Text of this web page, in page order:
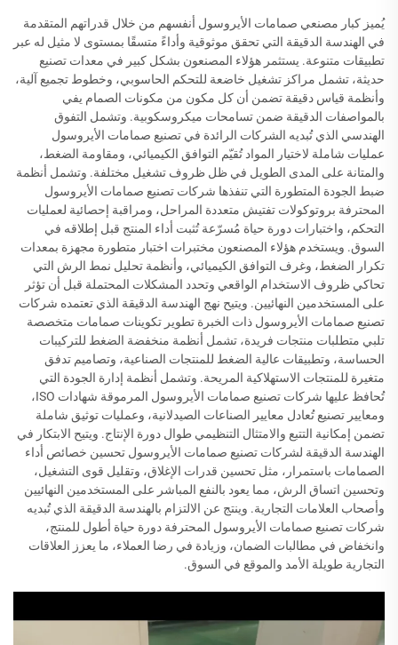
يُميز كبار مصنعي صمامات الأيروسول أنفسهم من خلال قدراتهم المتقدمة
في الهندسة الدقيقة التي تحقق موثوقية وأداءً متسقًا بمستوى لا مثيل له عبر
تطبيقات متنوعة. يستثمر هؤلاء المصنعون بشكل كبير في معدات تصنيع
حديثة، تشمل مراكز تشغيل خاضعة للتحكم الحاسوبي، وخطوط تجميع آلية،
وأنظمة قياس دقيقة تضمن أن كل مكون من مكونات الصمام يفي
بالمواصفات الدقيقة ضمن تسامحات ميكروسكوبية. وتشمل التفوق
الهندسي الذي تُبديه الشركات الرائدة في تصنيع صمامات الأيروسول
عمليات شاملة لاختيار المواد تُقيّم التوافق الكيميائي، ومقاومة الضغط،
والمتانة على المدى الطويل في ظل ظروف تشغيل مختلفة. وتشمل أنظمة
ضبط الجودة المتطورة التي تنفذها شركات تصنيع صمامات الأيروسول
المحترفة بروتوكولات تفتيش متعددة المراحل، ومراقبة إحصائية لعمليات
التحكم، واختبارات دورة حياة مُسرّعة تُثبت أداء المنتج قبل إطلاقه في
السوق. ويستخدم هؤلاء المصنعون مختبرات اختبار متطورة مجهزة بمعدات
تكرار الضغط، وغرف التوافق الكيميائي، وأنظمة تحليل نمط الرش التي
تحاكي ظروف الاستخدام الواقعي وتحدد المشكلات المحتملة قبل أن تؤثر
على المستخدمين النهائيين. ويتيح نهج الهندسة الدقيقة الذي تعتمده شركات
تصنيع صمامات الأيروسول ذات الخبرة تطوير تكوينات صمامات متخصصة
تلبي متطلبات منتجات فريدة، تشمل أنظمة منخفضة الضغط للتركيبات
الحساسة، وتطبيقات عالية الضغط للمنتجات الصناعية، وتصاميم تدفق
متغيرة للمنتجات الاستهلاكية المريحة. وتشمل أنظمة إدارة الجودة التي
تُحافظ عليها شركات تصنيع صمامات الأيروسول المرموقة شهادات ISO،
ومعايير تصنيع تُعادل معايير الصناعات الصيدلانية، وعمليات توثيق شاملة
تضمن إمكانية التتبع والامتثال التنظيمي طوال دورة الإنتاج. ويتيح الابتكار في
الهندسة الدقيقة لشركات تصنيع صمامات الأيروسول تحسين خصائص أداء
الصمامات باستمرار، مثل تحسين قدرات الإغلاق، وتقليل قوى التشغيل،
وتحسين اتساق الرش، مما يعود بالنفع المباشر على المستخدمين النهائيين
وأصحاب العلامات التجارية. وينتج عن الالتزام بالهندسة الدقيقة الذي تُبديه
شركات تصنيع صمامات الأيروسول المحترفة دورة حياة أطول للمنتج،
وانخفاض في مطالبات الضمان، وزيادة في رضا العملاء، ما يعزز العلاقات
التجارية طويلة الأمد والموقع في السوق.